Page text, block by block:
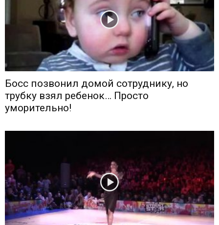
Босс позвонил домой сотруднику, но
трубку взял ребенок… Просто
уморительно!